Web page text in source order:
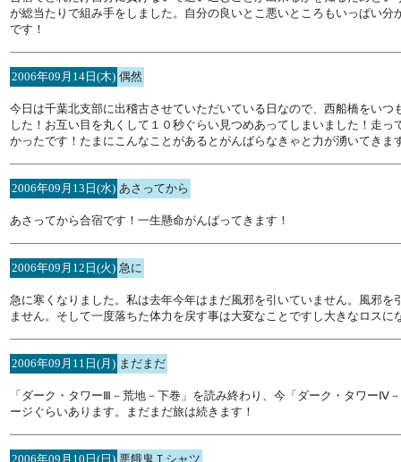
が総当たりで組み手をしました。自分の良いとこ悪いところもいっぱい
です！
2006年09月14日(木) 偶然
今日は千葉北支部に出稽古させていただいている日なので、西船橋をい
した！お互い目を丸くして１０秒ぐらい見つめあってしまいました！走
かったです！たまにこんなことがあるとがんばらなきゃと力が湧いてき
2006年09月13日(水) あさってから
あさってから合宿です！一生懸命がんばってきます！
2006年09月12日(火) 急に
急に寒くなりました。私は去年今年はまだ風邪を引いていません。風邪
ません。そして一度落ちた体力を戻す事は大変なことですし大きなロス
2006年09月11日(月) まだまだ
「ダーク・タワーⅢ－荒地－下巻」を読み終わり、今「ダーク・タワーⅣ
ージぐらいあります。まだまだ旅は続きます！
2006年09月10日(日) 悪餓鬼Ｔシャツ